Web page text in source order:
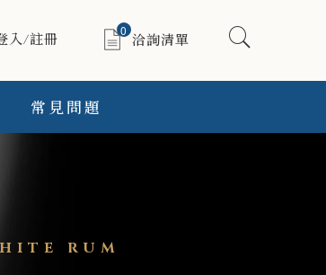
入/註冊 0
洽詢清單
常見問題
RUM